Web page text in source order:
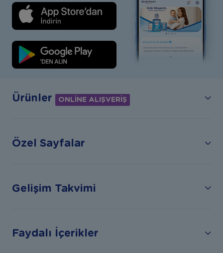
Ürünler ONLİNE ALIŞVERİŞ
Özel Sayfalar
Gelişim Takvimi
Faydalı İçerikler